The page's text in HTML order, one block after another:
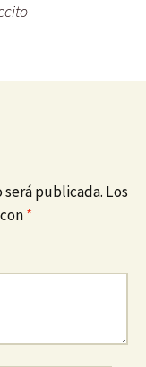
publicada. Los
*